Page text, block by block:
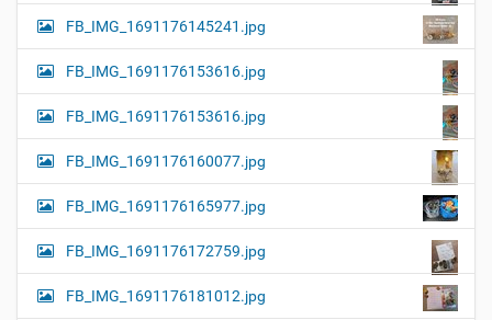
FB_IMG_1691176145241.jpg
FB_IMG_1691176153616.jpg
FB_IMG_1691176153616.jpg
FB_IMG_1691176160077.jpg
FB_IMG_1691176165977.jpg
FB_IMG_1691176172759.jpg
FB_IMG_1691176181012.jpg